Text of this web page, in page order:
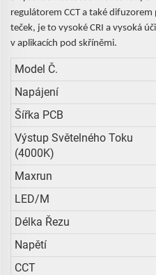
regulátorem CCT a také
teček, je to vysoké CRI a vysoká
v aplikacích pod skříněmi.
Model Č.
Napájení
Šířka PCB
Výstup Světelného Toku
(4000K)
Maxrun
LED/m
Délka Řezu
Napětí
CCT